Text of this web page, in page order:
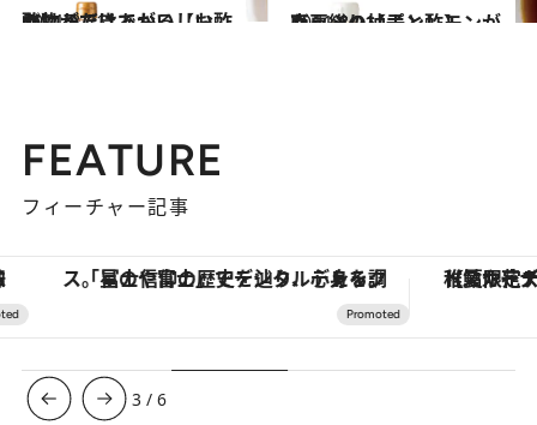
2011.8.21
かけるだけでおいしい酢の物ができあがる【お酢】
グルメ 2011.8.21
南房総の柚子とレモンがたっぷり【ポン酢】
グルメ
FEATURE
フィーチャー記事
「星のや富士」でデジタルデトックス。冨士信仰の歴史を辿り、心身を調える。 【夏限定ディナーコース】旬
3 /6